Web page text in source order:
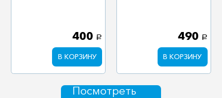
400 a
В КОРЗИНУ
490 a
В КОРЗИНУ
Посмотреть